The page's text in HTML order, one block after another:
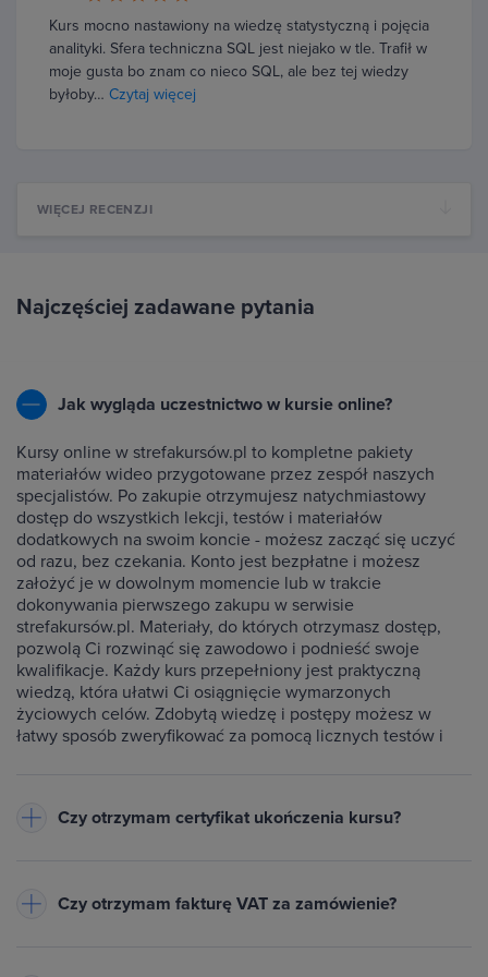
Kurs mocno nastawiony na wiedzę statystyczną i pojęcia
analityki. Sfera techniczna SQL jest niejako w tle. Trafił w
moje gusta bo znam co nieco SQL, ale bez tej wiedzy
byłoby… Czytaj więcej
WIĘCEJ RECENZJI
Najczęściej zadawane pytania
Jak wygląda uczestnictwo w kursie online?
Kursy online w strefakursów.pl to kompletne pakiety
materiałów wideo przygotowane przez zespół naszych
specjalistów. Po zakupie otrzymujesz natychmiastowy
dostęp do wszystkich lekcji, testów i materiałów
dodatkowych na swoim koncie - możesz zacząć się uczyć
od razu, bez czekania. Konto jest bezpłatne i możesz
założyć je w dowolnym momencie lub w trakcie
dokonywania pierwszego zakupu w serwisie
strefakursów.pl. Materiały, do których otrzymasz dostęp,
pozwolą Ci rozwinąć się zawodowo i podnieść swoje
kwalifikacje. Każdy kurs przepełniony jest praktyczną
wiedzą, która ułatwi Ci osiągnięcie wymarzonych
życiowych celów. Zdobytą wiedzę i postępy możesz w
łatwy sposób zweryfikować za pomocą licznych testów i
Czy otrzymam certyfikat ukończenia kursu?
Twoim koncie w zakładce Certyfikaty. Warunkiem jego
Czy otrzymam fakturę VAT za zamówienie?